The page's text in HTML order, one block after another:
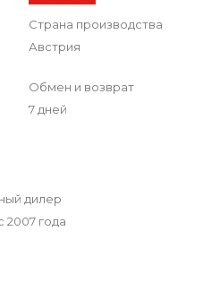
Страна производства
Австрия
Обмен и возврат
7 дней
дилер
2007 года